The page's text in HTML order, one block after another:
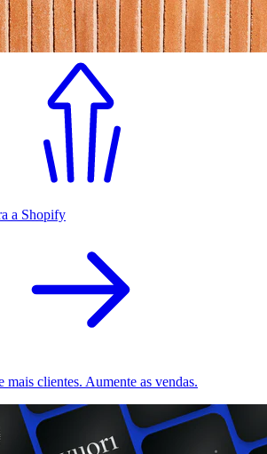
a Shopify
mais clientes. Aumente as vendas.